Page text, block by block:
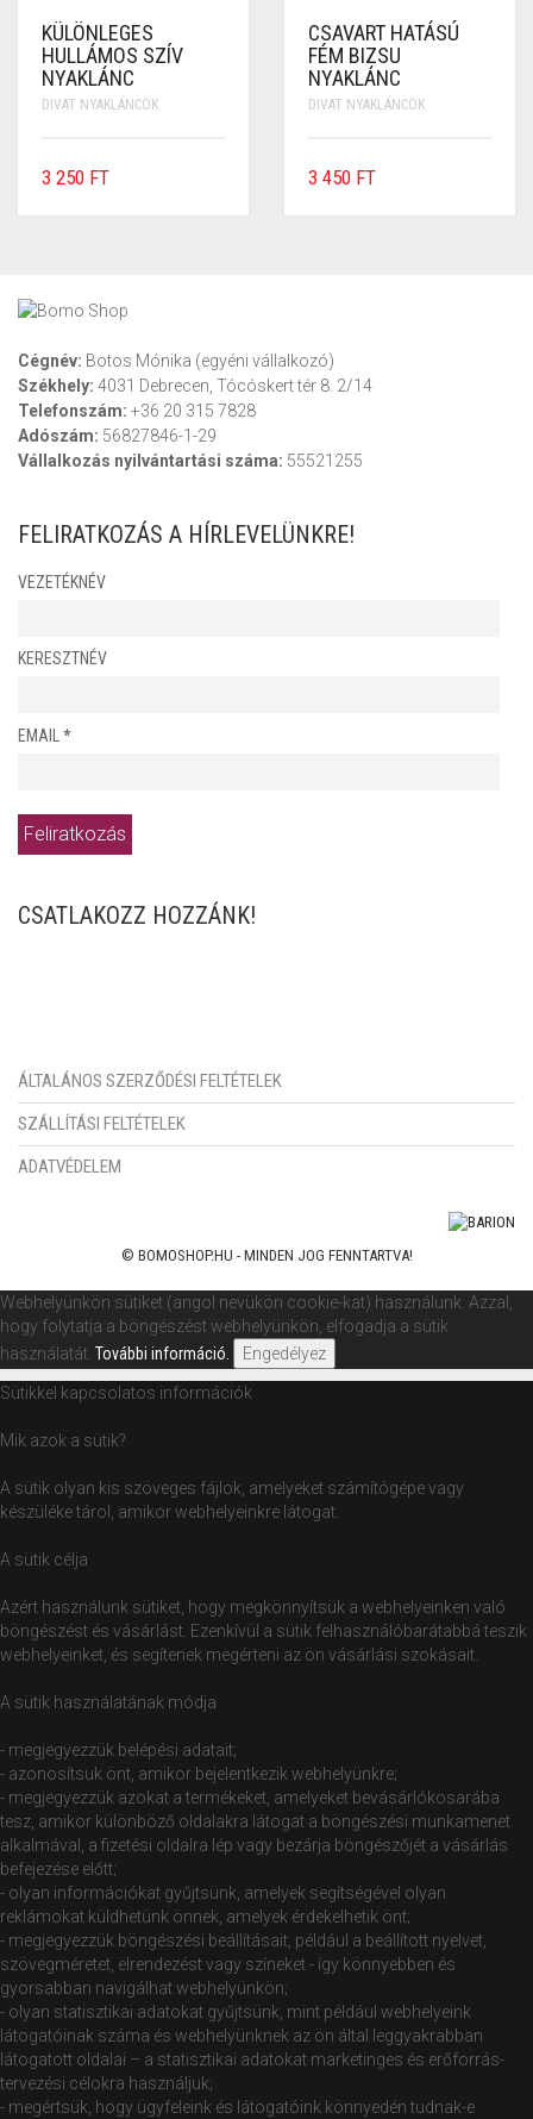
KÜLÖNLEGES
HULLÁMOS SZÍV
NYAKLÁNC
DIVAT NYAKLÁNCOK
3 250 FT
CSAVART HATÁSÚ
FÉM BIZSU
NYAKLÁNC
DIVAT NYAKLÁNCOK
3 450 FT
Cégnév: Botos Mónika (egyéni vállalkozó)
Székhely: 4031 Debrecen, Tócóskert tér 8. 2/14
Telefonszám: +36 20 315 7828
Adószám: 56827846-1-29
Vállalkozás nyilvántartási száma: 55521255
FELIRATKOZÁS A HÍRLEVELÜNKRE!
VEZETÉKNÉV
KERESZTNÉV
EMAIL *
CSATLAKOZZ HOZZÁNK!
ÁLTALÁNOS SZERZŐDÉSI FELTÉTELEK
SZÁLLÍTÁSI FELTÉTELEK
ADATVÉDELEM
© BOMOSHOP.HU - MINDEN JOG FENNTARTVA!
Webhelyünkön sütiket (angol nevükön cookie-kat) használunk. Azzal,
hogy folytatja a böngészést webhelyünkön, elfogadja a sütik
használatát. További információ. Engedélyez
Sütikkel kapcsolatos információk
Mik azok a sütik?
A sütik olyan kis szöveges fájlok, amelyeket számítógépe vagy
készüléke tárol, amikor webhelyeinkre látogat.
A sütik célja
Azért használunk sütiket, hogy megkönnyítsük a webhelyeinken való
böngészést és vásárlást. Ezenkívül a sütik felhasználóbarátabbá teszik
webhelyeinket, és segítenek megérteni az ön vásárlási szokásait.
A sütik használatának módja
- megjegyezzük belépési adatait;
- azonosítsuk önt, amikor bejelentkezik webhelyünkre;
- megjegyezzük azokat a termékeket, amelyeket bevásárlókosarába
tesz, amikor különböző oldalakra látogat a böngészési munkamenet
alkalmával, a fizetési oldalra lép vagy bezárja böngészőjét a vásárlás
befejezése előtt;
- olyan információkat gyűjtsünk, amelyek segítségével olyan
reklámokat küldhetünk önnek, amelyek érdekelhetik önt;
- megjegyezzük böngészési beállításait, például a beállított nyelvet,
szövegméretet, elrendezést vagy színeket - így könnyebben és
gyorsabban navigálhat webhelyünkön;
- olyan statisztikai adatokat gyűjtsünk, mint például webhelyeink
látogatóinak száma és webhelyünknek az ön által leggyakrabban
látogatott oldalai – a statisztikai adatokat marketinges és erőforrás-
tervezési célokra használjuk;
- megértsük, hogy ügyfeleink és látogatóink könnyedén tudnak-e